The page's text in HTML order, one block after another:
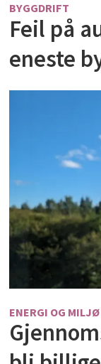
BYGGDRIFT
Feil på
eneste
ENERGI OG MILJØ